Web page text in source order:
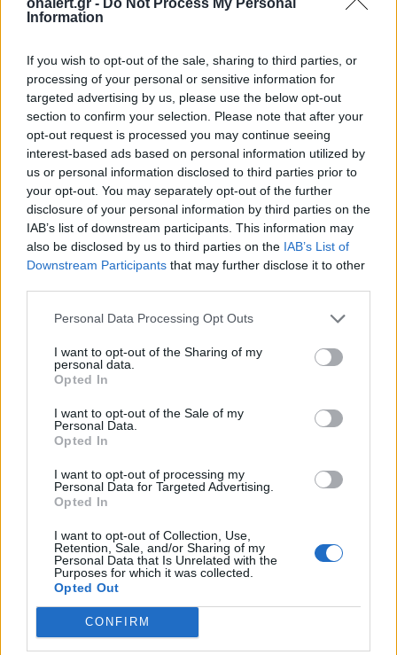
Information
If you wish to opt-out of the sale, sharing to third parties, or
processing of your personal or sensitive information for
targeted advertising by us, please use the below opt-out
section to confirm your selection. Please note that after your
opt-out request is processed you may continue seeing
interest-based ads based on personal information utilized by
us or personal information disclosed to third parties prior to
your opt-out. You may separately opt-out of the further
disclosure of your personal information by third parties on the
IAB’s list of downstream participants. This information may
also be disclosed by us to third parties on the IAB’s List of
Downstream Participants that may further disclose it to other
Personal Data Processing Opt Outs
I want to opt-out of the Sharing of my
personal data.
Opted In
I want to opt-out of the Sale of my
Personal Data.
Opted In
I want to opt-out of processing my
Personal Data for Targeted Advertising.
Opted In
I want to opt-out of Collection, Use,
Retention, Sale, and/or Sharing of my
Personal Data that Is Unrelated with the
Purposes for which it was collected.
Opted Out
CONFIRM
Διάβασε επίσης
Ελληνικοί δορυφόροι και
μικροδορυφόροι για
στρατιωτική χρήση: Ο
σχεδιασμός του ΓΕΕΘΑ για
αξιοποίηση της
MQ-4C Triton
εντολές από
σε δοκιμή:
μέλλον των
επιχειρήσεων